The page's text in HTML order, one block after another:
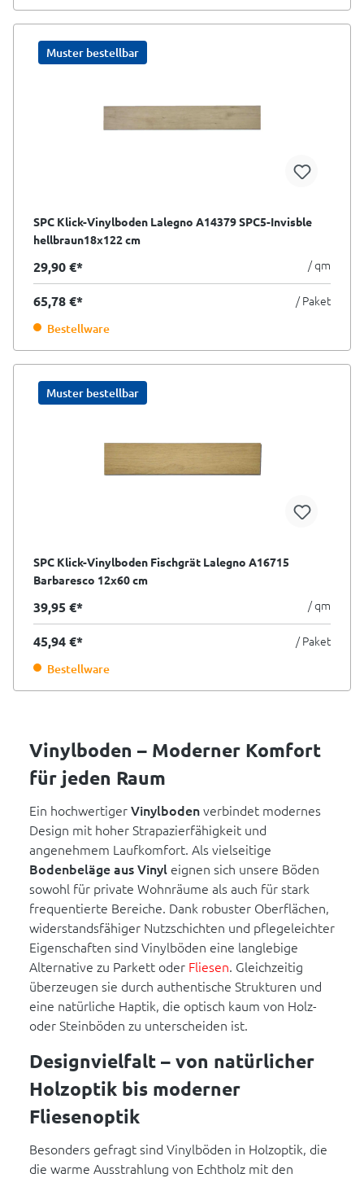
Muster bestellbar
SPC Klick-Vinylboden Lalegno A14379 SPC5-Invisble
hellbraun18x122 cm
29,90 €* / qm
65,78 €* / Paket
Bestellware
Muster bestellbar
SPC Klick-Vinylboden Fischgrät Lalegno A16715
Barbaresco 12x60 cm
39,95 €* / qm
45,94 €* / Paket
Bestellware
Vinylboden – Moderner Komfort
für jeden Raum
Ein hochwertigerVinylbodenverbindet modernes
Design mit hoher Strapazierfähigkeit und
angenehmem Laufkomfort. Als vielseitige
Bodenbeläge aus Vinyl eignen sich unsere Böden
sowohl für private Wohnräume als auch für stark
frequentierte Bereiche. Dank robuster Oberflächen,
widerstandsfähiger Nutzschichten und pflegeleichter
Eigenschaften sind Vinylböden eine langlebige
Alternative zu Parkett oder Fliesen. Gleichzeitig
überzeugen sie durch authentische Strukturen und
eine natürliche Haptik, die optisch kaum von Holz-
oder Steinböden zu unterscheiden ist.
Designvielfalt – von natürlicher
Holzoptik bis moderner
Fliesenoptik
Besonders gefragt sind Vinylböden in Holzoptik, die
die warme Ausstrahlung von Echtholz mit den